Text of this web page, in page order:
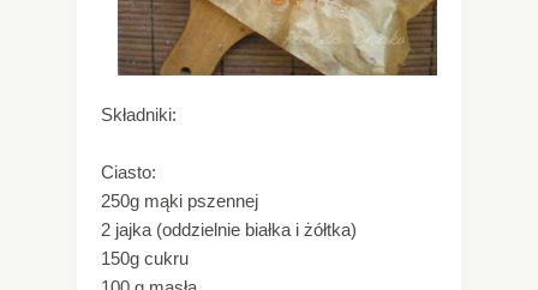
Składniki:
Ciasto:
250g mąki pszennej
2 jajka (oddzielnie białka i żółtka)
150g cukru